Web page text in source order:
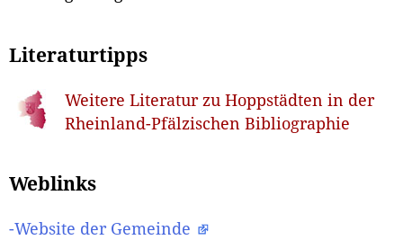
Literaturtipps
Weitere Literatur zu Hoppstädten in der
Rheinland-Pfälzischen Bibliographie
Weblinks
-Website der Gemeinde